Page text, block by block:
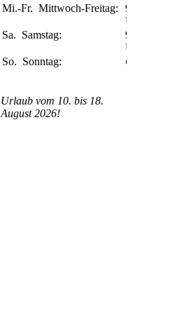
Mi.-Fr. Mittwoch-Freitag:
9:00-17:00
Uhr
Sa. Samstag:
9:00-14:00
Uhr
So. Sonntag: Geschlossen
Urlaub vom 10. bis 18.
August 2026!